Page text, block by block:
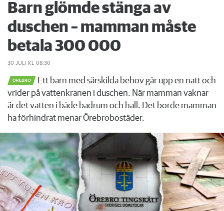
Barn glömde stänga av
duschen – mamman måste
betala 300 000
30 JULI KL 08:30
ÖREBRO
Ett barn med särskilda behov går upp en natt och
vrider på vattenkranen i duschen. När mamman vaknar
är det vatten i både badrum och hall. Det borde mamman
ha förhindrat menar Örebrobostäder.